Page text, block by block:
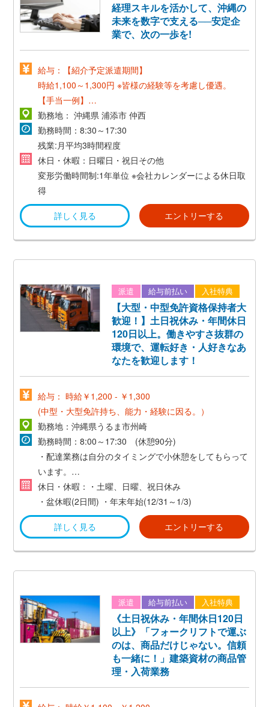
経理スキルを活かして、沖縄の
未来を数字で支える──安定企
業で、次の一歩を!
給与：【紹介予定派遣期間】
時給1,100～1,300円 ※皆様の経験等を考慮し優遇。
【手当一例】
・残業手当
【正社員登用後】
・最短3か月で正社員☆正社員雇用前提の紹介予定派遣
です。
◎正社員登用後の待遇◎
雇用形態：正社員
給 与：月給175,000円～300,000円
※皆様の経験等を考慮し優遇。年齢等に応じて決定。
勤務地： 沖縄県 浦添市 仲西
勤務時間：8:30～17:30
残業:月平均3時間程度
休日・休暇：日曜日・祝日その他
変形労働時間制:1年単位 ※会社カレンダーによる休日取
得
詳しく見る エントリーする
派遣 給与前払い 入社特典
【大型・中型免許資格保持者大
歓迎！】土日祝休み・年間休日
120日以上。働きやすさ抜群の
環境で、運転好き・人好きなあ
なたを歓迎します！
給与： 時給￥1,200 - ￥1,300
(中型・大型免許持ち、能力・経験に因る。）
勤務地：沖縄県うるま市州崎
勤務時間：8:00～17:30 (休憩90分)
・配達業務は自分のタイミングで小休憩をしてもらって
います。
・残業が少なめ。
休日・休暇：・土曜、日曜、祝日休み
・盆休暇(2日間) ・年末年始(12/31～1/3)
詳しく見る エントリーする
派遣 給与前払い 入社特典
《土日祝休み・年間休日120日
以上》「フォークリフトで運ぶ
のは、商品だけじゃない。信頼
も一緒に！」建築資材の商品管
理・入荷業務